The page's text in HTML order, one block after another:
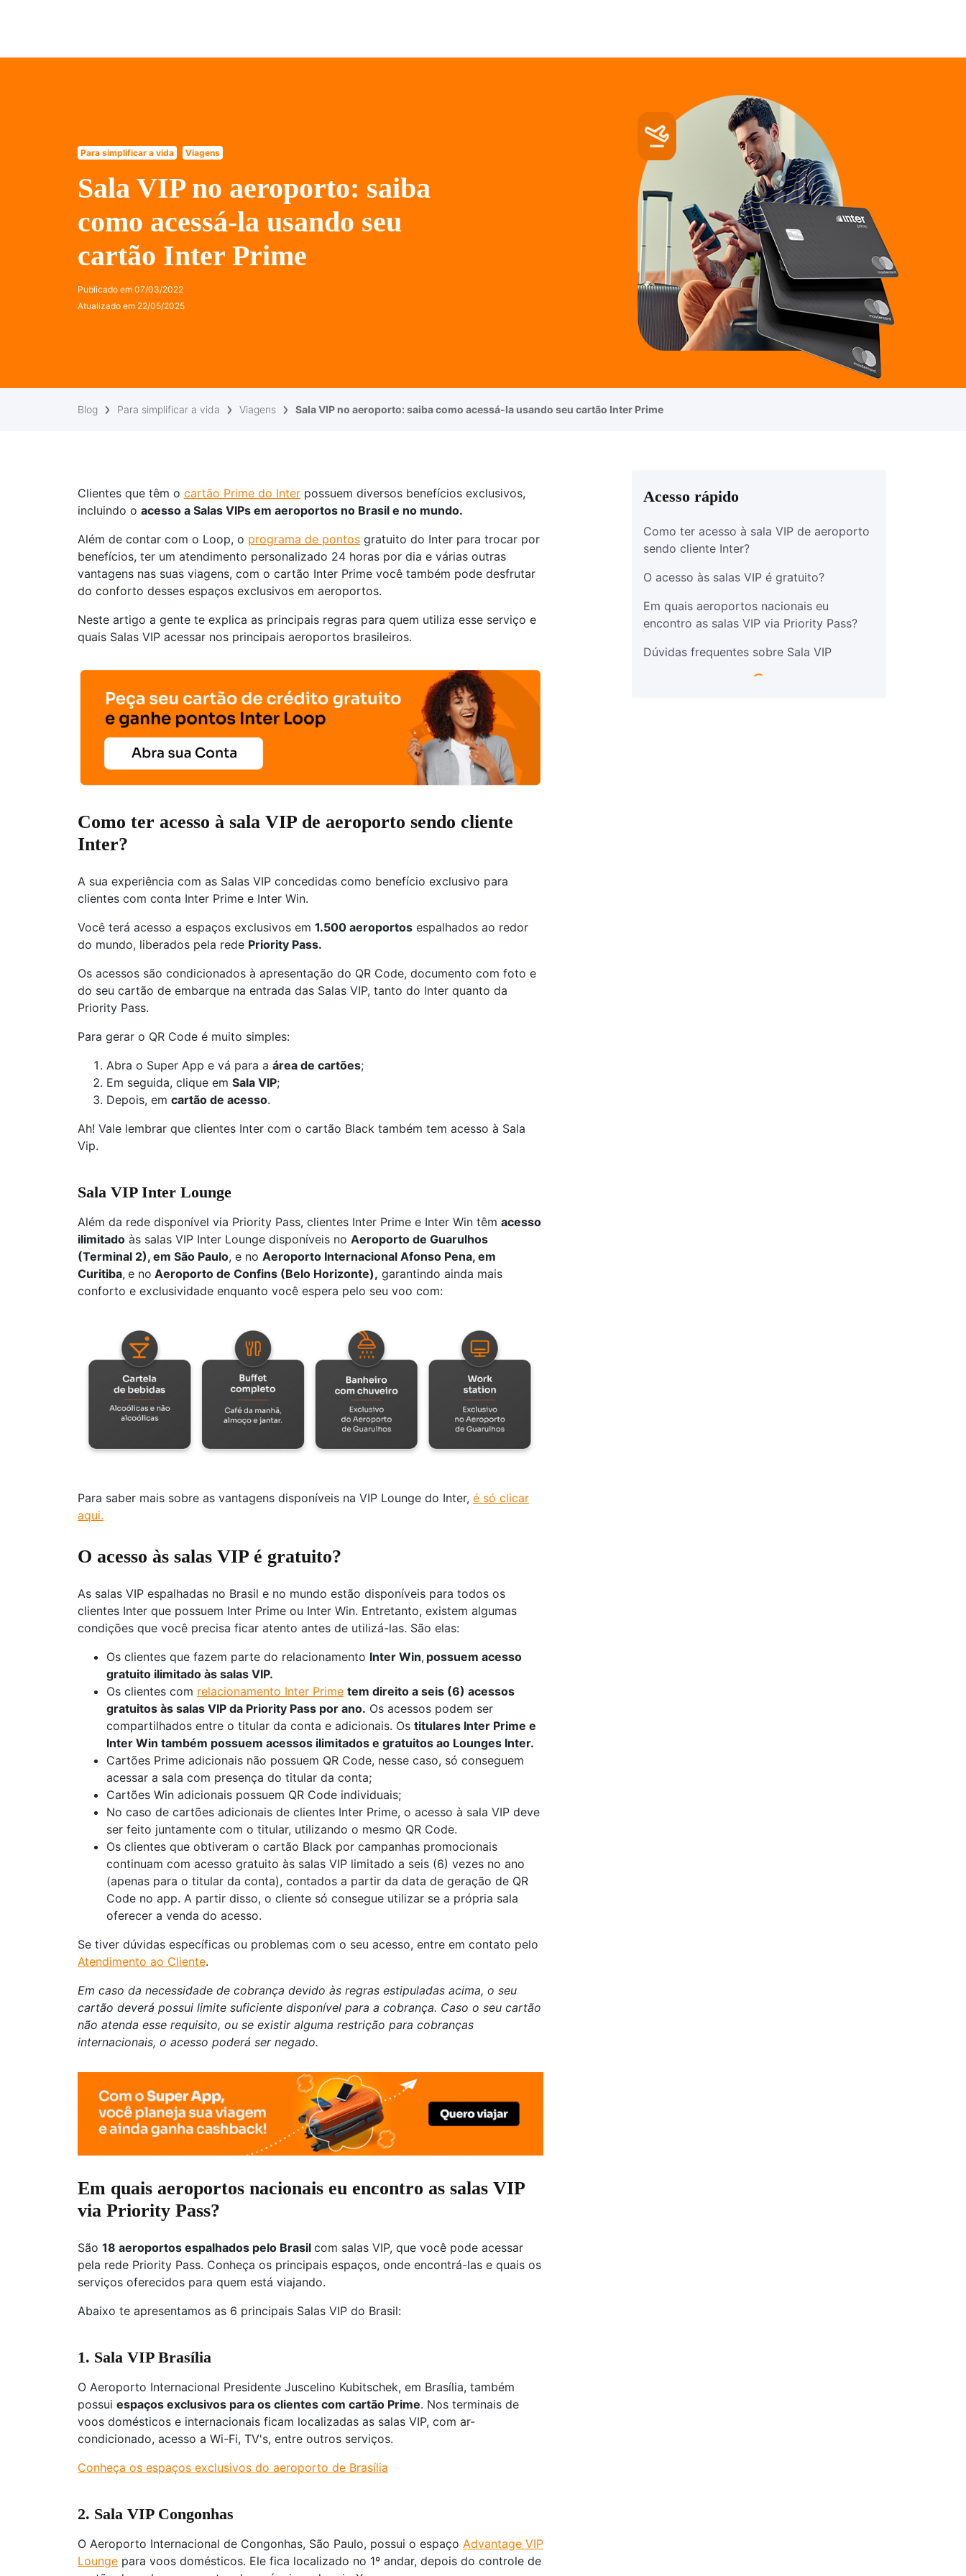
Para simplificar a vida Viagens
Sala VIP no aeroporto: saiba
como acessá-la usando seu
cartão Inter Prime
Publicado em 07/03/2022
Atualizado em 22/05/2025
Blog Para simplificar a vida Viagens Sala VIP no aeroporto: saiba como acessá-la usando seu cartão Inter Prime
Clientes que têm o cartão Prime do Inter possuem diversos benefícios exclusivos,
incluindo o acesso a Salas VIPs em aeroportos no Brasil e no mundo.
Além de contar com o Loop, o programa de pontos gratuito do Inter para trocar por
benefícios, ter um atendimento personalizado 24 horas por dia e várias outras
vantagens nas suas viagens, com o cartão Inter Prime você também pode desfrutar
do conforto desses espaços exclusivos em aeroportos.
Neste artigo a gente te explica as principais regras para quem utiliza esse serviço e
quais Salas VIP acessar nos principais aeroportos brasileiros.
Como ter acesso à sala VIP de aeroporto sendo cliente
Inter?
A sua experiência com as Salas VIP concedidas como benefício exclusivo para
clientes com conta Inter Prime e Inter Win.
Você terá acesso a espaços exclusivos em 1.500 aeroportos espalhados ao redor
do mundo, liberados pela rede Priority Pass.
Os acessos são condicionados à apresentação do QR Code, documento com foto e
do seu cartão de embarque na entrada das Salas VIP, tanto do Inter quanto da
Priority Pass.
Para gerar o QR Code é muito simples:
Abra o Super App e vá para a área de cartões;
Em seguida, clique em Sala VIP;
Depois, em cartão de acesso.
Ah! Vale lembrar que clientes Inter com o cartão Black também tem acesso à Sala
Vip.
Sala VIP Inter Lounge
Além da rede disponível via Priority Pass, clientes Inter Prime e Inter Win têm acesso
ilimitado às salas VIP Inter Lounge disponíveis no Aeroporto de Guarulhos
(Terminal 2), em São Paulo, e no Aeroporto Internacional Afonso Pena, em
Curitiba, e no Aeroporto de Confins (Belo Horizonte), garantindo ainda mais
conforto e exclusividade enquanto você espera pelo seu voo com:
Para saber mais sobre as vantagens disponíveis na VIP Lounge do Inter, é só clicar
aqui.
O acesso às salas VIP é gratuito?
As salas VIP espalhadas no Brasil e no mundo estão disponíveis para todos os
clientes Inter que possuem Inter Prime ou Inter Win. Entretanto, existem algumas
condições que você precisa ficar atento antes de utilizá-las. São elas:
Os clientes que fazem parte do relacionamento Inter Win, possuem acesso
gratuito ilimitado às salas VIP.
Os clientes com relacionamento Inter Prime tem direito a seis (6) acessos
gratuitos às salas VIP da Priority Pass por ano. Os acessos podem ser
compartilhados entre o titular da conta e adicionais. Os titulares Inter Prime e
Inter Win também possuem acessos ilimitados e gratuitos ao Lounges Inter.
Cartões Prime adicionais não possuem QR Code, nesse caso, só conseguem
acessar a sala com presença do titular da conta;
Cartões Win adicionais possuem QR Code individuais;
No caso de cartões adicionais de clientes Inter Prime, o acesso à sala VIP deve
ser feito juntamente com o titular, utilizando o mesmo QR Code.
Os clientes que obtiveram o cartão Black por campanhas promocionais
continuam com acesso gratuito às salas VIP limitado a seis (6) vezes no ano
(apenas para o titular da conta), contados a partir da data de geração de QR
Code no app. A partir disso, o cliente só consegue utilizar se a própria sala
oferecer a venda do acesso.
Se tiver dúvidas específicas ou problemas com o seu acesso, entre em contato pelo
Atendimento ao Cliente.
Em caso da necessidade de cobrança devido às regras estipuladas acima, o seu
cartão deverá possui limite suficiente disponível para a cobrança. Caso o seu cartão
não atenda esse requisito, ou se existir alguma restrição para cobranças
internacionais, o acesso poderá ser negado.
Em quais aeroportos nacionais eu encontro as salas VIP
via Priority Pass?
São 18 aeroportos espalhados pelo Brasil com salas VIP, que você pode acessar
pela rede Priority Pass. Conheça os principais espaços, onde encontrá-las e quais os
serviços oferecidos para quem está viajando.
Abaixo te apresentamos as 6 principais Salas VIP do Brasil:
1. Sala VIP Brasília
O Aeroporto Internacional Presidente Juscelino Kubitschek, em Brasília, também
possui espaços exclusivos para os clientes com cartão Prime. Nos terminais de
voos domésticos e internacionais ficam localizadas as salas VIP, com ar-
condicionado, acesso a Wi-Fi, TV's, entre outros serviços.
Conheça os espaços exclusivos do aeroporto de Brasília
2. Sala VIP Congonhas
O Aeroporto Internacional de Congonhas, São Paulo, possui o espaço Advantage VIP
Lounge para voos domésticos. Ele fica localizado no 1º andar, depois do controle de
Acesso rápido
Como ter acesso à sala VIP de aeroporto
sendo cliente Inter?
O acesso às salas VIP é gratuito?
Em quais aeroportos nacionais eu
encontro as salas VIP via Priority Pass?
Dúvidas frequentes sobre Sala VIP